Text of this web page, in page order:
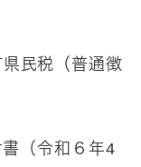
民税（普通徴
（令和６年4